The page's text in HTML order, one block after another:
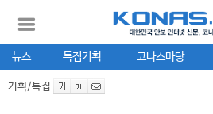
뉴스 특집기획 코나스마당
기획/특집